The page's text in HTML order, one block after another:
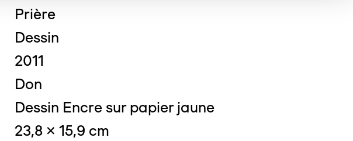
Prière
Dessin
2011
Don
Dessin Encre sur papier jaune
23,8 x 15,9 cm